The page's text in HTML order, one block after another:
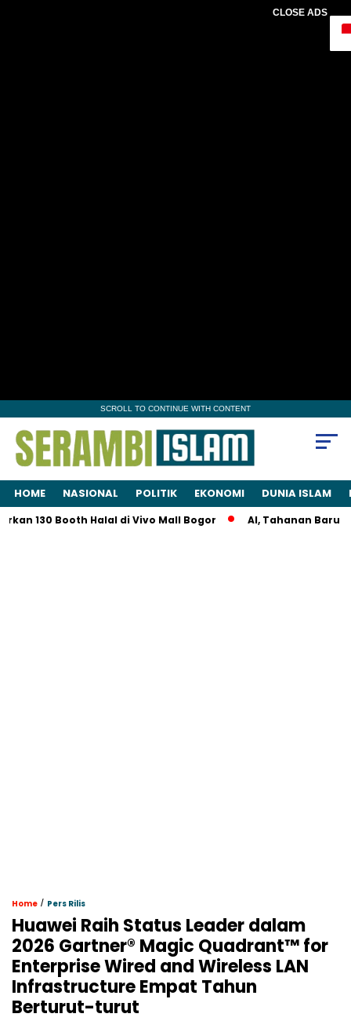
CLOSE ADS
SCROLL TO CONTINUE WITH CONTENT
HOME NASIONAL POLITIK EKONOMI DUNIA ISLAM
Booth Halal di Vivo Mall Bogor AI, Tahanan Baru Kasus
Home / Pers Rilis
Huawei Raih Status Leader dalam
2026 Gartner® Magic Quadrant™ for
Enterprise Wired and Wireless LAN
Infrastructure Empat Tahun
Berturut-turut